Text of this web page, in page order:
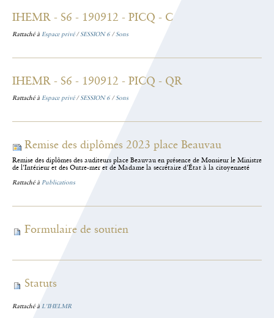
IHEMR - S6 - 190912 - PICQ - C
Rattaché à Espace privé /SESSION 6 /Sons
IHEMR - S6 - 190912 - PICQ - QR
Rattaché à Espace privé /SESSION 6 /Sons
Remise des diplômes 2023 place Beauvau
Remise des diplômes des auditeurs place Beauvau en présence de Monsieur le Ministre
de l'Intérieur et des Outre-mer et de Madame la secrétaire d'État à la citoyenneté
Rattaché à Publications
Formulaire de soutien
Statuts
Rattaché à L'IHELMR